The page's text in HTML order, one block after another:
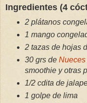
Ingredientes (4
2 plátanos
1 mango
2 tazas de hojas
30 grs de
smoothie y otras
1/2 cdita de
1 golpe de lima